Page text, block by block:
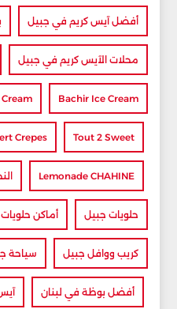
أفضل آيس كريم في جبيل
محلات الآيس كريم في جبيل
Bachir Ice Cream
Tout 2 Sweet
Crepes
Lemonade CHAHINE
حلويات جبيل أماكن
كريب ووافل جبيل سياحة
أفضل بوظة في لبنان